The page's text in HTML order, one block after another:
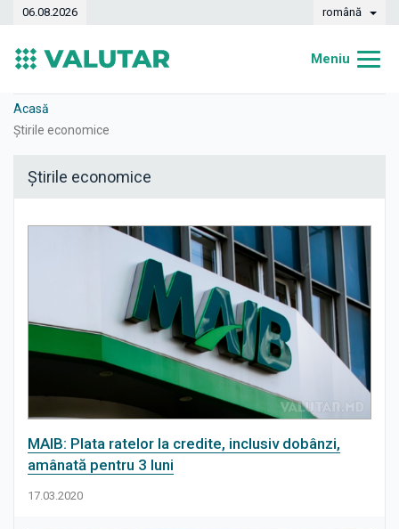
06.08.2026 română
Meniu
Bănci
Case de schimb
Valute
Transferuri de bani
Știri
Acasă
Știrile economice
Știrile economice
MAIB: Plata ratelor la credite, inclusiv dobânzi,
amânată pentru 3 luni
17.03.2020